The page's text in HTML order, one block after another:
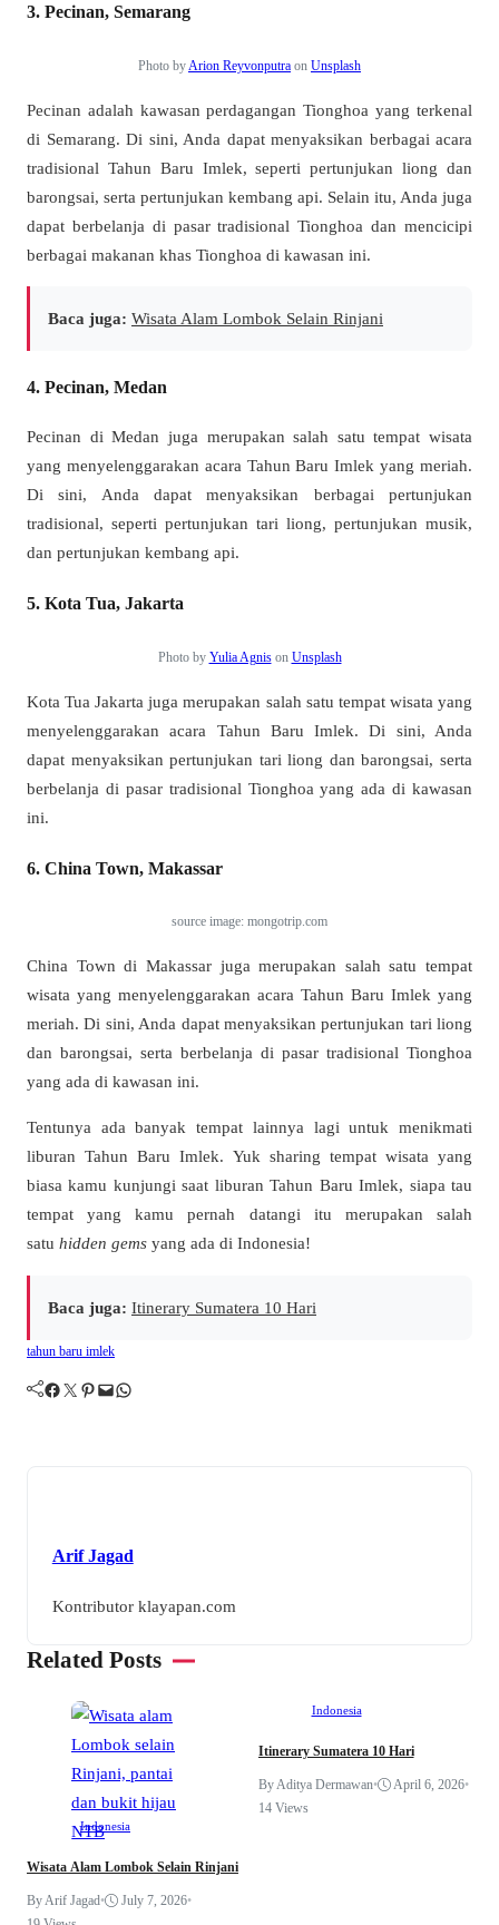
3. Pecinan, Semarang
Photo byArion Reyvonputra on Unsplash
Pecinan adalah kawasan perdagangan Tionghoa yang terkenal
di Semarang. Di sini, Anda dapat menyaksikan berbagai acara
tradisional Tahun Baru Imlek, seperti pertunjukan liong dan
barongsai, serta pertunjukan kembang api. Selain itu, Anda juga
dapat berbelanja di pasar tradisional Tionghoa dan mencicipi
berbagai makanan khas Tionghoa di kawasan ini.
Baca juga: Wisata Alam Lombok Selain Rinjani
4. Pecinan, Medan
Pecinan di Medan juga merupakan salah satu tempat wisata
yang menyelenggarakan acara Tahun Baru Imlek yang meriah.
Di sini, Anda dapat menyaksikan berbagai pertunjukan
tradisional, seperti pertunjukan tari liong, pertunjukan musik,
dan pertunjukan kembang api.
5. Kota Tua, Jakarta
Photo by Yulia Agnison Unsplash
Kota Tua Jakarta juga merupakan salah satu tempat wisata yang
menyelenggarakan acara Tahun Baru Imlek. Di sini, Anda
dapat menyaksikan pertunjukan tari liong dan barongsai, serta
berbelanja di pasar tradisional Tionghoa yang ada di kawasan
ini.
6. China Town, Makassar
source image: mongotrip.com
China Town di Makassar juga merupakan salah satu tempat
wisata yang menyelenggarakan acara Tahun Baru Imlek yang
meriah. Di sini, Anda dapat menyaksikan pertunjukan tari liong
dan barongsai, serta berbelanja di pasar tradisional Tionghoa
yang ada di kawasan ini.
Tentunya ada banyak tempat lainnya lagi untuk menikmati
liburan Tahun Baru Imlek. Yuk sharing tempat wisata yang
biasa kamu kunjungi saat liburan Tahun Baru Imlek, siapa tau
tempat yang kamu pernah datangi itu merupakan salah
satu hidden gems yang ada di Indonesia!
Baca juga: Itinerary Sumatera 10 Hari
tahun baru imlek
Facebook Twitter Pinterest Mail WhatsApp
Arif Jagad
Kontributor klayapan.com
Related Posts
Indonesia
Wisata Alam Lombok Selain Rinjani
By Arif Jagad• July 7, 2026•
Indonesia
Itinerary Sumatera 10 Hari
By Aditya Dermawan• April 6, 2026•
14 Views